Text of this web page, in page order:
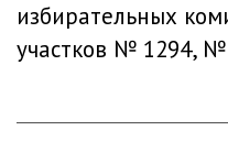
избирательных
участков № 1294,